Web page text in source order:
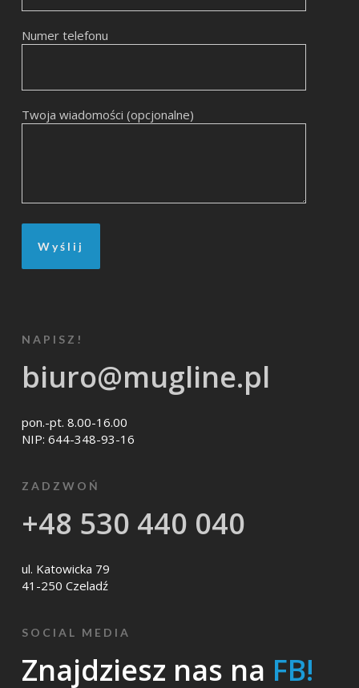
Numer telefonu
Twoja wiadomości (opcjonalne)
NAPISZ!
biuro@mugline.pl
pon.-pt. 8.00-16.00
NIP: 644-348-93-16
ZADZWOŃ
+48 530 440 040
ul. Katowicka 79
41-250 Czeladź
SOCIAL MEDIA
Znajdziesz nas na FB!